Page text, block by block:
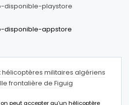
hélicoptères militaires algériens
frontalière de Figuig
peut accepter qu’un hélicoptère